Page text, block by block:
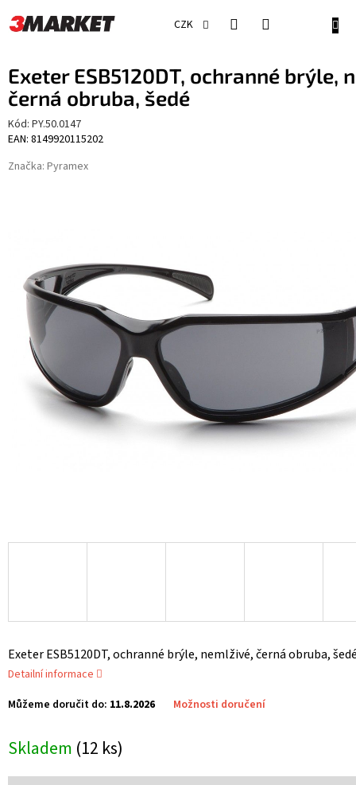
na
obsah
CZK
Exeter ESB5120DT, ochranné brýle,
černá obruba, šedé
Kód: PY.50.0147
EAN: 8149920115202
Značka: Pyramex
Skladem (12 ks)
Můžeme doručit do: 11.8.2026 Možnosti doručení
Exeter ESB5120DT, ochranné brýle, nemlživé, černá obruba,
Detailní informace